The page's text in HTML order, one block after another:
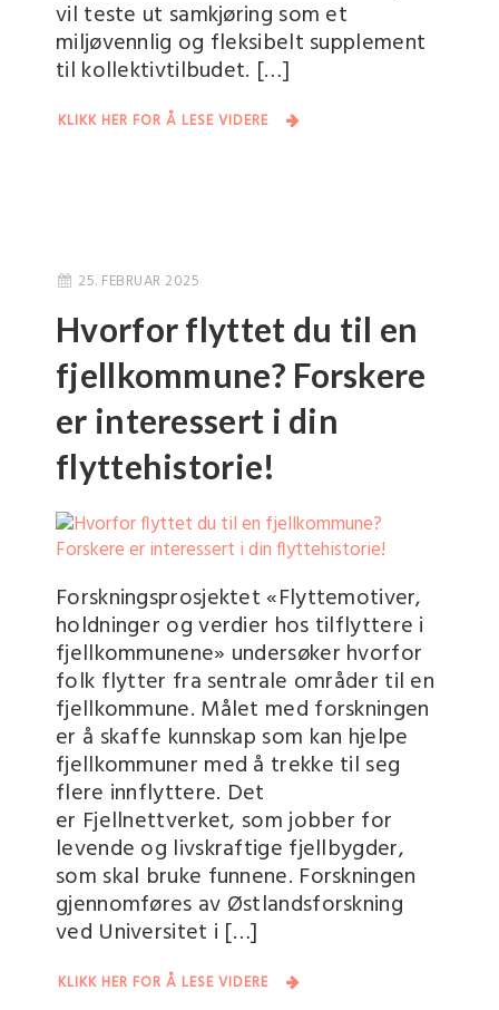
vil teste ut samkjøring som et
miljøvennlig og fleksibelt supplement
til kollektivtilbudet. […]
KLIKK HER FOR Å LESE VIDERE
25. FEBRUAR 2025
Hvorfor flyttet du til en
fjellkommune? Forskere
er interessert i din
flyttehistorie!
Forskningsprosjektet «Flyttemotiver,
holdninger og verdier hos tilflyttere i
fjellkommunene» undersøker hvorfor
folk flytter fra sentrale områder til en
fjellkommune. Målet med forskningen
er å skaffe kunnskap som kan hjelpe
fjellkommuner med å trekke til seg
flere innflyttere. Det
er Fjellnettverket, som jobber for
levende og livskraftige fjellbygder,
som skal bruke funnene. Forskningen
gjennomføres av Østlandsforskning
ved Universitet i […]
KLIKK HER FOR Å LESE VIDERE